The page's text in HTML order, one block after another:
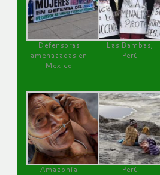
Defensoras
amenazadas en
México
Las Bambas,
Perú
Amazonía
Perú